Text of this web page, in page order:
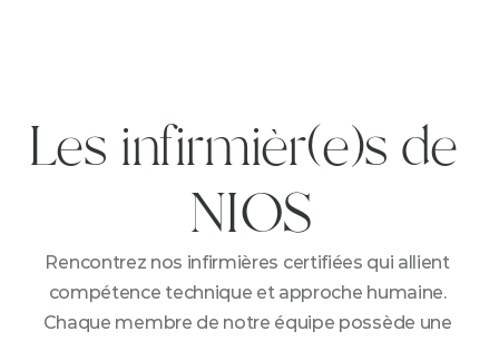
Les infirmièr(e)s de
NIOS
Rencontrez nos infirmières certifiées qui allient
compétence technique et approche humaine.
Chaque membre de notre équipe possède une